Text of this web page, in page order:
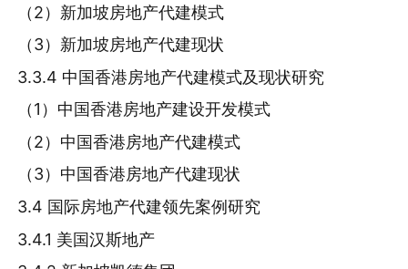
（2）新加坡房地产代建模式
（3）新加坡房地产代建现状
3.3.4 中国香港房地产代建模式及现状研究
（1）中国香港房地产建设开发模式
（2）中国香港房地产代建模式
（3）中国香港房地产代建现状
3.4 国际房地产代建领先案例研究
3.4.1 美国汉斯地产